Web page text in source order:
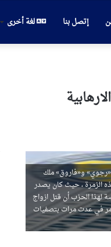
إتصل بنا لغة أخرى
مقارنة بين «رجوي» و«فاروق» ملك
الزمرة ، حيث كان يصدر
لهذا الحزب أن قتل ازواج
امر في عدت مرات بتصفيات